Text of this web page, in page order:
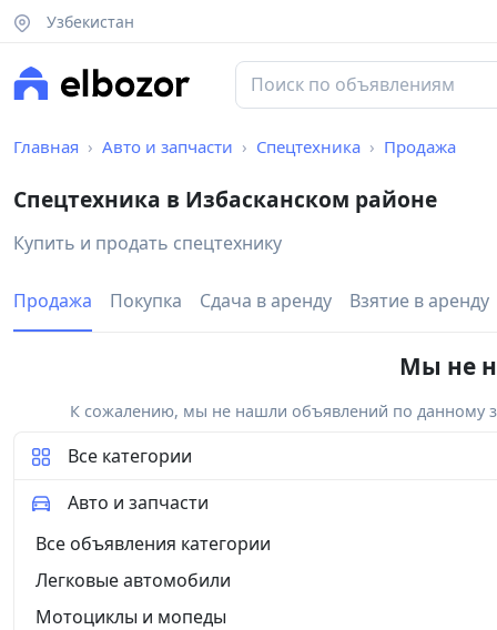
Узбекистан
Главная Авто и запчасти Спецтехника Продажа
Спецтехника в Избасканском районе
Купить и продать спецтехнику
Продажа Покупка Сдача в аренду Взятие в аренду
Мы не
К сожалению, мы не нашли объявлений по данному
Все категории
Авто и запчасти
Все объявления категории
Легковые автомобили
Мотоциклы и мопеды